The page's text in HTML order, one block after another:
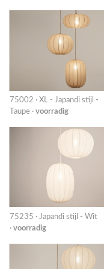
75002 · XL - Japandi stijl -
Taupe · voorradig
75235 · Japandi stijl - Wit
· voorradig